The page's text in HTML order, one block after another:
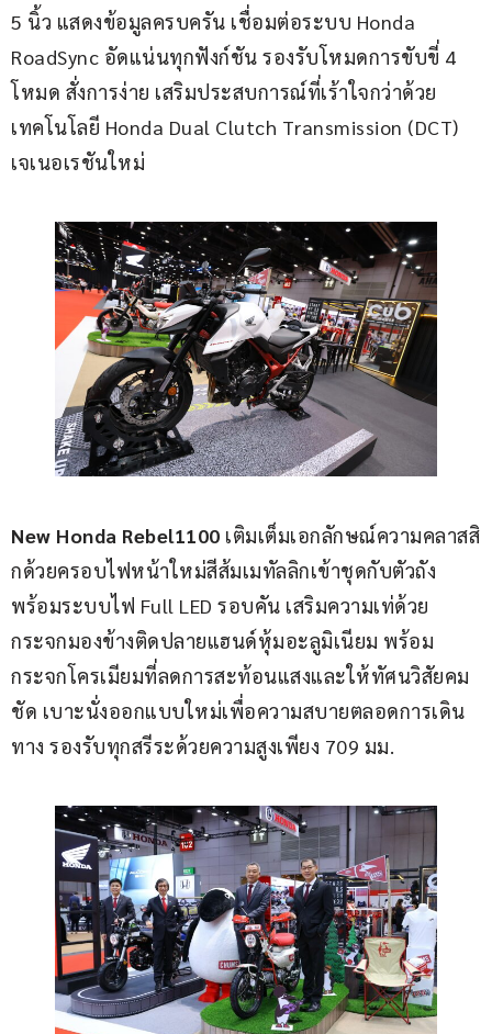
5 นิ้ว แสดงข้อมูลครบครัน เชื่อมต่อระบบ Honda
RoadSync อัดแน่นทุกฟังก์ชัน รองรับโหมดการขับขี่ 4
โหมด สั่งการง่าย เสริมประสบการณ์ที่เร้าใจกว่าด้วย
เทคโนโลยี Honda Dual Clutch Transmission (DCT)
เจเนอเรชันใหม่
New Honda Rebel1100 เติมเต็มเอกลักษณ์ความคลาสสิ
กด้วยครอบไฟหน้าใหม่สีส้มเมทัลลิกเข้าชุดกับตัวถัง
พร้อมระบบไฟ Full LED รอบคัน เสริมความเท่ด้วย
กระจกมองข้างติดปลายแฮนด์หุ้มอะลูมิเนียม พร้อม
กระจกโครเมียมที่ลดการสะท้อนแสงและให้ทัศนวิสัยคม
ชัด เบาะนั่งออกแบบใหม่เพื่อความสบายตลอดการเดิน
ทาง รองรับทุกสรีระด้วยความสูงเพียง 709 มม.